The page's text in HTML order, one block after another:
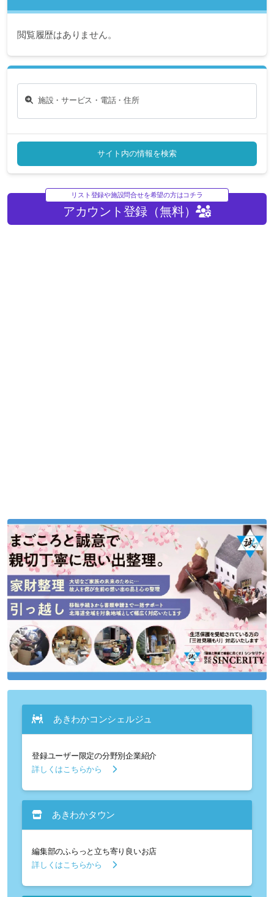
閲覧履歴はありません。
施設・サービス・電話・住所
サイト内の情報を検索
リスト登録や施設問合せを希望の方はコチラ
アカウント登録（無料）
あきわかコンシェルジュ
登録ユーザー限定の分野別企業紹介
詳しくはこちらから
あきわかタウン
編集部のふらっと立ち寄り良いお店
詳しくはこちらから